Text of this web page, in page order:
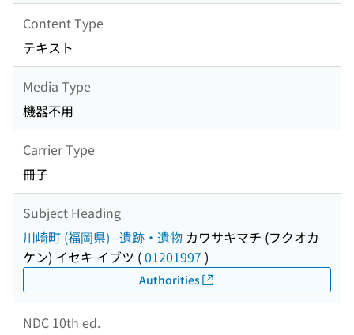
Content Type
テキスト
Media Type
機器不用
Carrier Type
冊子
Subject Heading
川崎町 (福岡県)--遺跡・遺物 カワサキマチ (フクオカ
ケン) イセキ イブツ (01201997 )
Authorities
NDC 10th ed.